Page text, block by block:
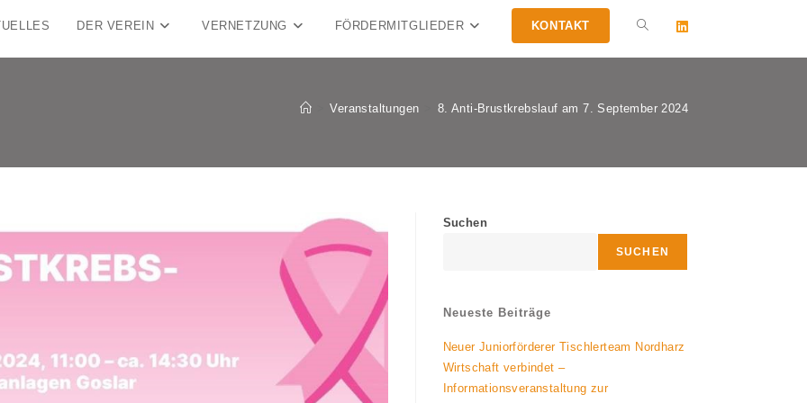
DER VEREIN VERNETZUNG FÖRDERMITGLIEDER KONTAKT WEBSITE-
Veranstaltungen 8. Anti-Brustkrebslauf am 7. September 2024
Suchen
SUCHEN
Neueste Beiträge
Neuer Juniorförderer Tischlerteam Nordharz
Wirtschaft verbindet –
Informationsveranstaltung zur